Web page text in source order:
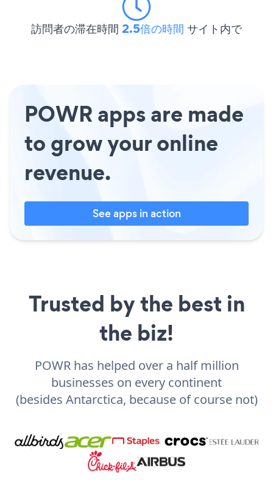
訪問者の滞在時間 2.5倍の時間 サイト内で
POWR apps are made
to grow your online
revenue.
See apps in action
Trusted by the best in
the biz!
POWR has helped over a half million
businesses on every continent
(besides Antarctica, because of course not)